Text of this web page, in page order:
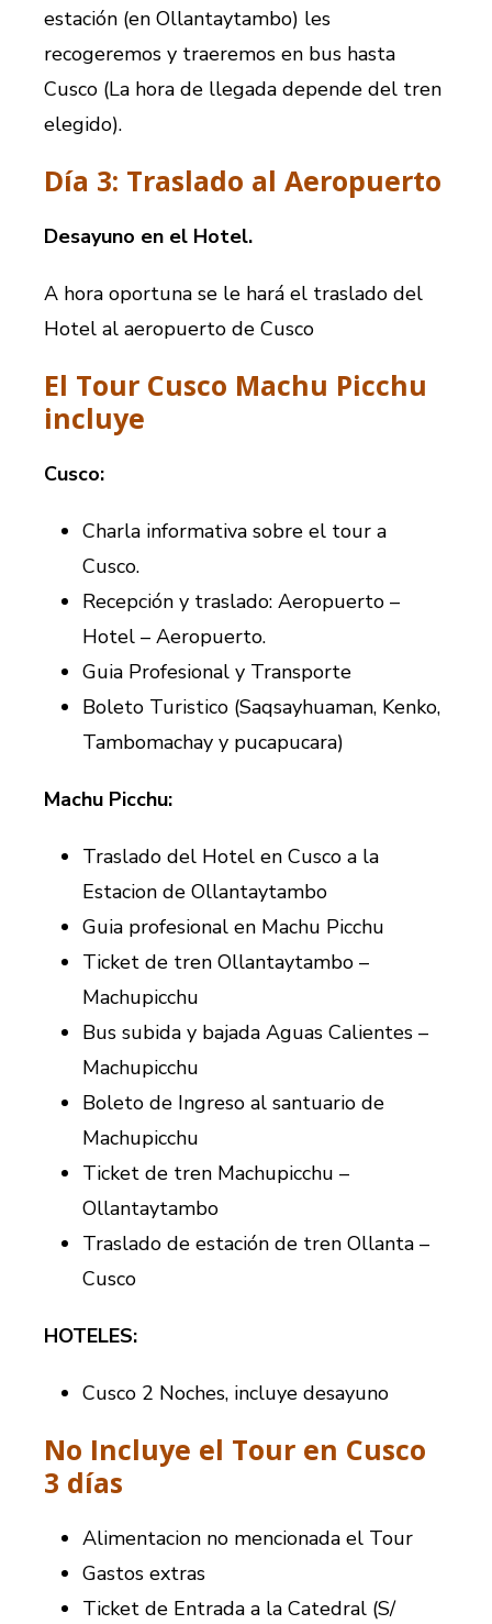
estación (en Ollantaytambo) les
recogeremos y traeremos en bus hasta
Cusco (La hora de llegada depende del tren
elegido).
Día 3: Traslado al Aeropuerto
Desayuno en el Hotel.
A hora oportuna se le hará el traslado del
Hotel al aeropuerto de Cusco
El Tour Cusco Machu Picchu
incluye
Cusco:
Charla informativa sobre el tour a
Cusco.
Recepción y traslado: Aeropuerto –
Hotel – Aeropuerto.
Guia Profesional y Transporte
Boleto Turistico (Saqsayhuaman, Kenko,
Tambomachay y pucapucara)
Machu Picchu:
Traslado del Hotel en Cusco a la
Estacion de Ollantaytambo
Guia profesional en Machu Picchu
Ticket de tren Ollantaytambo –
Machupicchu
Bus subida y bajada Aguas Calientes –
Machupicchu
Boleto de Ingreso al santuario de
Machupicchu
Ticket de tren Machupicchu –
Ollantaytambo
Traslado de estación de tren Ollanta –
Cusco
HOTELES:
Cusco 2 Noches, incluye desayuno
No Incluye el Tour en Cusco
3 días
Alimentacion no mencionada el Tour
Gastos extras
Ticket de Entrada a la Catedral (S/